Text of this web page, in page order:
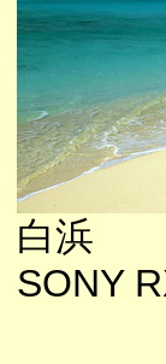
白浜
SONY